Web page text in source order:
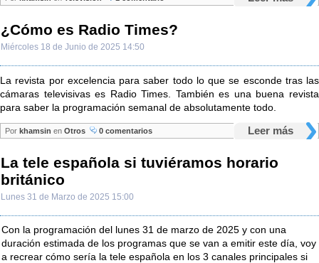
¿Cómo es Radio Times?
Miércoles 18 de Junio de 2025 14:50
La revista por excelencia para saber todo lo que se esconde tras las
cámaras televisivas es Radio Times. También es una buena revista
para saber la programación semanal de absolutamente todo.
Leer más
Por khamsin en Otros 0 comentarios
La tele española si tuviéramos horario
británico
Lunes 31 de Marzo de 2025 15:00
Con la programación del lunes 31 de marzo de 2025 y con una
duración estimada de los programas que se van a emitir este día, voy
a recrear cómo sería la tele española en los 3 canales principales si